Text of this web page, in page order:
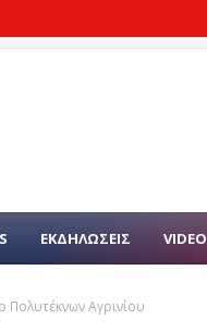
ΕΚΔΗΛΩΣΕΙΣ VIDEO
Πολυτέκνων Αγρινίου